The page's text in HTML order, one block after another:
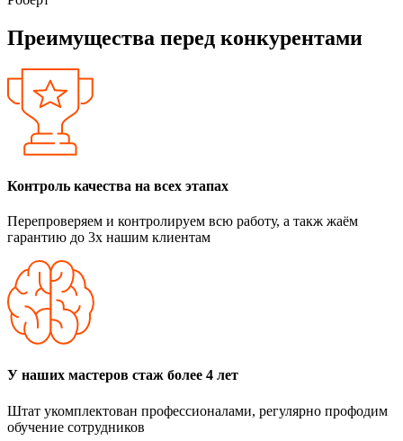
Преимущества перед конкурентами
Контроль качества на всех этапах
Перепроверяем и контролируем всю работу, а такж жаём
гарантию до 3х нашим клиентам
У наших мастеров стаж более 4 лет
Штат укомплектован профессионалами, регулярно профодим
обучение сотрудников